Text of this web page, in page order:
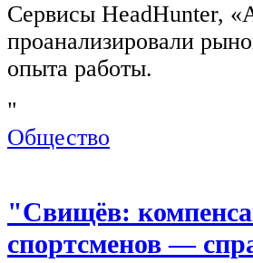
Сервисы HeadHunter,
проанализировали
опыта работы.
"
Общество
"Свищёв:
спортсменов —